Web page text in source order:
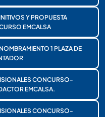
Y PROPUESTA
EMCALSA
1 PLAZA DE
CONCURSO-
EMCALSA.
CONCURSO-